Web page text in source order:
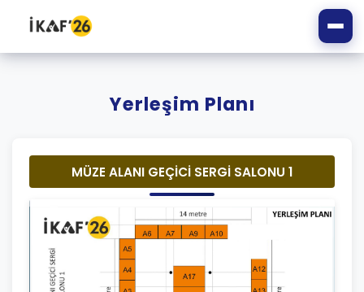
Yerleşim Planı
MÜZE ALANI GEÇİCİ SERGİ SALONU 1